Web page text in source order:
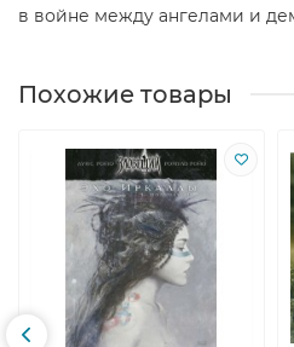
в войне между ангелами и
Похожие товары